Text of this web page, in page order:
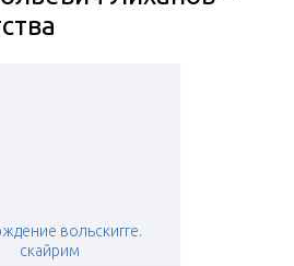
вольскигге.
скайрим